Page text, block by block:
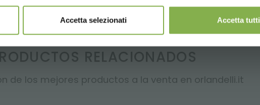
Accetta selezionati Accetta tutti
RELACIONADOS
de los mejores productos a la venta en orlandelli.it